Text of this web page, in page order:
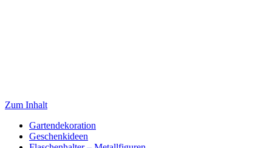
Zum Inhalt
Gartendekoration
Geschenkideen